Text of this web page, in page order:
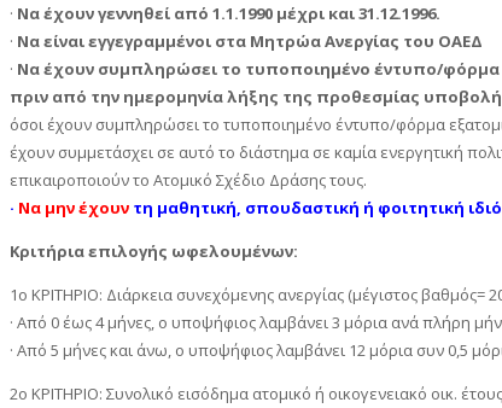
· Να έχουν γεννηθεί από 1.1.1990 μέχρι και 31.12.1996.
· Να είναι εγγεγραμμένοι στα Μητρώα Ανεργίας του ΟΑΕΔ
· Να έχουν συμπληρώσει το τυποποιημένο έντυπο/φόρμα
πριν από την ημερομηνία λήξης της προθεσμίας
όσοι έχουν συμπληρώσει το τυποποιημένο έντυπο/φόρμα
έχουν συμμετάσχει σε αυτό το διάστημα σε καμία ενεργητική
επικαιροποιούν το Ατομικό Σχέδιο Δράσης τους.
· Να μην έχουν τη μαθητική, σπουδαστική ή φοιτητική
Κριτήρια επιλογής ωφελουμένων:
1ο ΚΡΙΤΗΡΙΟ: Διάρκεια συνεχόμενης ανεργίας (μέγιστος βαθμός=
· Από 0 έως 4 μήνες, ο υποψήφιος λαμβάνει 3 μόρια ανά πλήρη
· Από 5 μήνες και άνω, ο υποψήφιος λαμβάνει 12 μόρια συν 0,5
2ο ΚΡΙΤΗΡΙΟ: Συνολικό εισόδημα ατομικό ή οικογενειακό οικ.